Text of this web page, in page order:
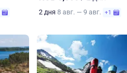
2 дня 8 авг. — 9 авг. +1